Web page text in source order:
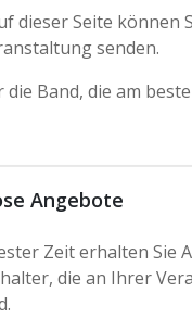
dieser Seite können
senden.
die Band, die am
Angebote
Zeit erhalten Sie
die an Ihrer